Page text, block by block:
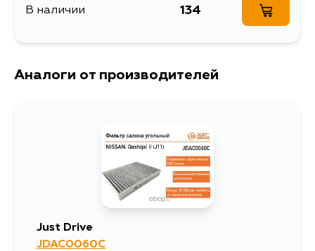
В наличии 134
Аналоги от производителей
Just Drive
JDAC0060C